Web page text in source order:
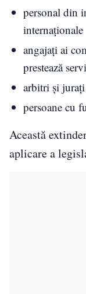
personal din
internaționale
angajați ai
prestează
arbitri și jurați
persoane cu
Această
aplicare a